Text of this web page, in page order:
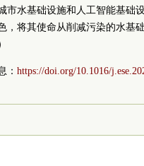
市水基础设施和人工智能基础
，将其使命从削减污染的水基
： https://doi.org/10.1016/